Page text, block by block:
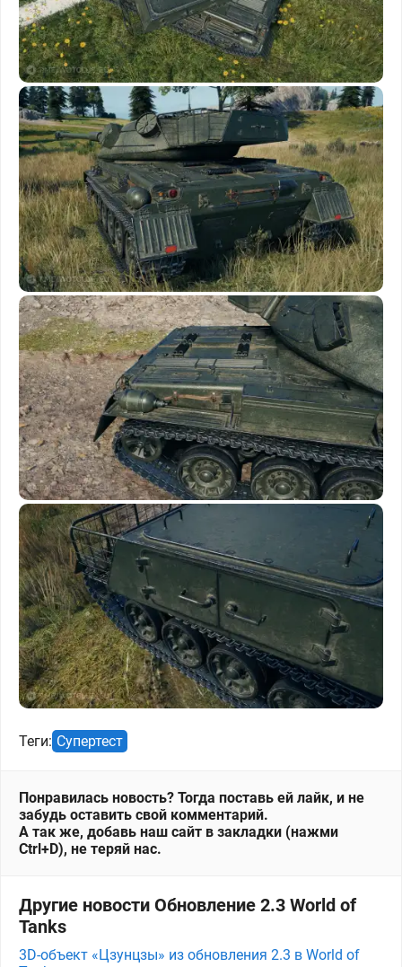
Теги: Супертест
Понравилась новость? Тогда поставь ей лайк, и не
забудь оставить свой комментарий.
А так же, добавь наш сайт в закладки (нажми
Ctrl+D), не теряй нас.
Другие новости Обновление 2.3 World of
Tanks
3D-объект «Цзунцзы» из обновления 2.3 в World of